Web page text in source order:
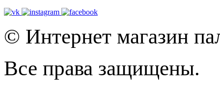
© Интернет магазин
Все права защищены.